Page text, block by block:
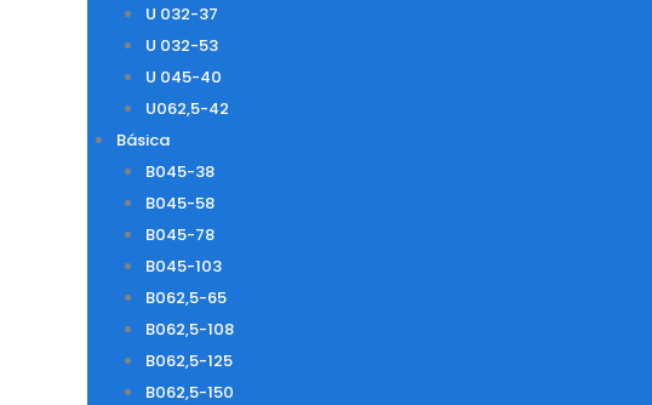
U 032-37
U 032-53
U 045-40
U062,5-42
Básica
B045-38
B045-58
B045-78
B045-103
B062,5-65
B062,5-108
B062,5-125
B062,5-150